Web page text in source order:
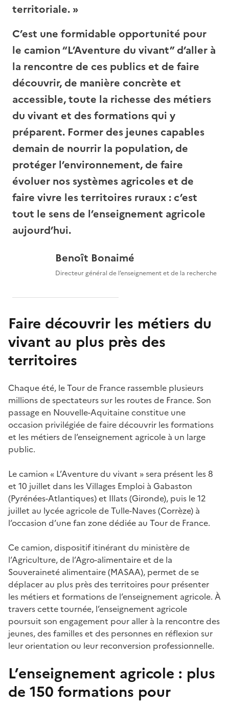
territoriale.
C’est une formidable opportunité pour
le camion “L’Aventure du vivant” d’aller à
la rencontre de ces publics et de faire
découvrir, de manière concrète et
accessible, toute la richesse des métiers
du vivant et des formations qui y
préparent. Former des jeunes capables
demain de nourrir la population, de
protéger l’environnement, de faire
évoluer nos systèmes agricoles et de
faire vivre les territoires ruraux : c’est
tout le sens de l’enseignement agricole
aujourd’hui.
Benoît Bonaimé
Directeur général de l’enseignement et de la recherche
Faire découvrir les métiers du
vivant au plus près des
territoires
Chaque été, le Tour de France rassemble plusieurs
millions de spectateurs sur les routes de France. Son
passage en Nouvelle-Aquitaine constitue une
occasion privilégiée de faire découvrir les formations
et les métiers de l’enseignement agricole à un large
public.
Le camion « L’Aventure du vivant » sera présent les 8
et 10 juillet dans les Villages Emploi à Gabaston
(Pyrénées-Atlantiques) et Illats (Gironde), puis le 12
juillet au lycée agricole de Tulle-Naves (Corrèze) à
l’occasion d’une fan zone dédiée au Tour de France.
Ce camion, dispositif itinérant du ministère de
l’Agriculture, de l’Agro-alimentaire et de la
Souveraineté alimentaire (MASAA), permet de se
déplacer au plus près des territoires pour présenter
les métiers et formations de l’enseignement agricole. À
travers cette tournée, l’enseignement agricole
poursuit son engagement pour aller à la rencontre des
jeunes, des familles et des personnes en réflexion sur
leur orientation ou leur reconversion professionnelle.
L’enseignement agricole : plus
de 150 formations pour